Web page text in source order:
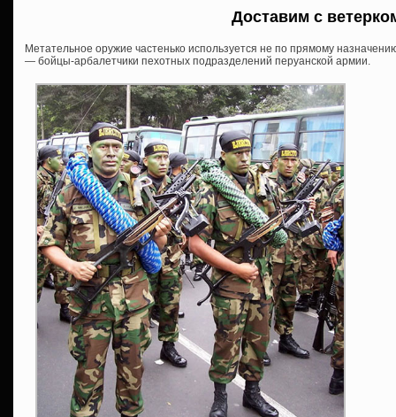
Доставим с
Метательное оружие частенько используется не по прямому
— бойцы-арбалетчики пехотных подразделений перуанской армии.